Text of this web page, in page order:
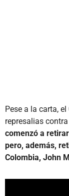
Pese a la carta,
represalias
comenzó a
pero, además,
Colombia, John